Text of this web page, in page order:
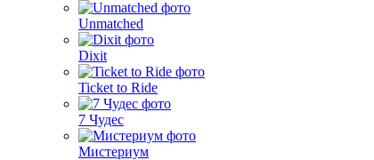
Unmatched
Dixit
Ticket to Ride
7 Чудес
Мистериум